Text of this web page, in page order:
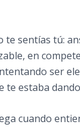
te sentías tú:
en
ser
te estaba
cuando